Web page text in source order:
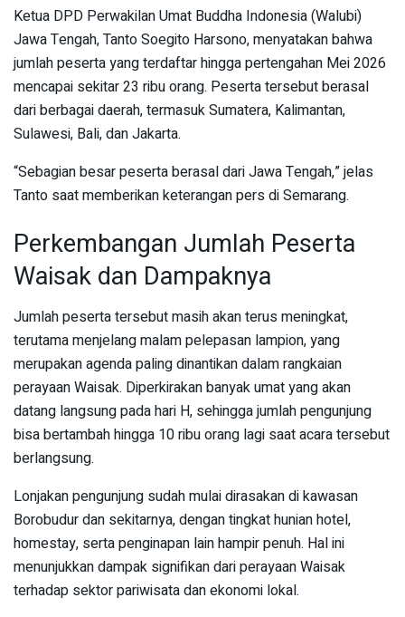
Ketua DPD Perwakilan Umat Buddha Indonesia (Walubi)
Jawa Tengah, Tanto Soegito Harsono, menyatakan bahwa
jumlah peserta yang terdaftar hingga pertengahan Mei 2026
mencapai sekitar 23 ribu orang. Peserta tersebut berasal
dari berbagai daerah, termasuk Sumatera, Kalimantan,
Sulawesi, Bali, dan Jakarta.
“Sebagian besar peserta berasal dari Jawa Tengah,” jelas
Tanto saat memberikan keterangan pers di Semarang.
Perkembangan Jumlah Peserta
Waisak dan Dampaknya
Jumlah peserta tersebut masih akan terus meningkat,
terutama menjelang malam pelepasan lampion, yang
merupakan agenda paling dinantikan dalam rangkaian
perayaan Waisak. Diperkirakan banyak umat yang akan
datang langsung pada hari H, sehingga jumlah pengunjung
bisa bertambah hingga 10 ribu orang lagi saat acara tersebut
berlangsung.
Lonjakan pengunjung sudah mulai dirasakan di kawasan
Borobudur dan sekitarnya, dengan tingkat hunian hotel,
homestay, serta penginapan lain hampir penuh. Hal ini
menunjukkan dampak signifikan dari perayaan Waisak
terhadap sektor pariwisata dan ekonomi lokal.